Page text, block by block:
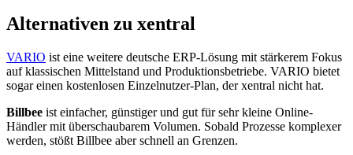
Alternativen zu xentral
VARIO ist eine weitere deutsche ERP-Lösung mit stärkerem Fokus
auf klassischen Mittelstand und Produktionsbetriebe. VARIO bietet
sogar einen kostenlosen Einzelnutzer-Plan, der xentral nicht hat.
Billbee ist einfacher, günstiger und gut für sehr kleine Online-
Händler mit überschaubarem Volumen. Sobald Prozesse komplexer
werden, stößt Billbee aber schnell an Grenzen.